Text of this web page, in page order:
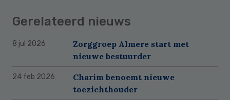
Gerelateerd nieuws
8 jul 2026
Zorggroep Almere start met
nieuwe bestuurder
24 feb 2026
Charim benoemt nieuwe
toezichthouder